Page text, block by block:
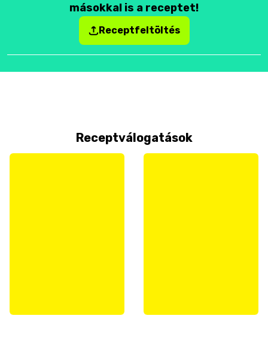
másokkal is a receptet!
Receptfeltöltés
Receptválogatások